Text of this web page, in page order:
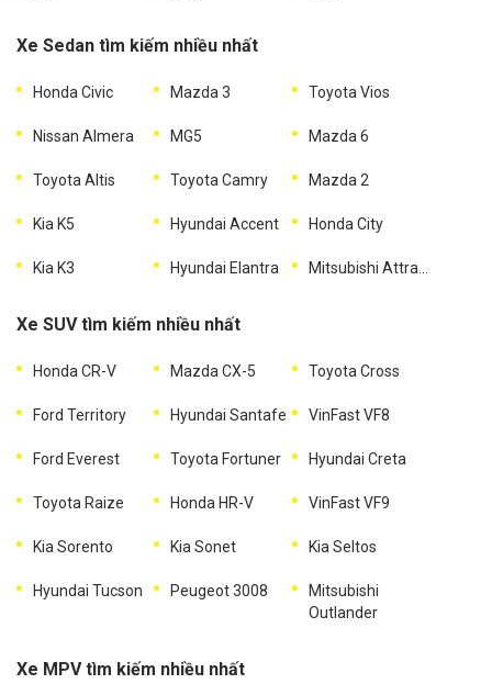
Xe Sedan tìm kiếm nhiều nhất
Honda Civic Mazda 3 Toyota Vios
Nissan Almera MG5 Mazda 6
Toyota Altis Toyota Camry Mazda 2
Kia K5 Hyundai Accent Honda City
Kia K3 Hyundai Elantra
Xe SUV tìm kiếm nhiều nhất
Honda CR-V Mazda CX-5 Toyota Cross
Ford Territory Hyundai Santafe VinFast VF8
Ford Everest Toyota Fortuner Hyundai Creta
Toyota Raize Honda HR-V VinFast VF9
Kia Sorento Kia Sonet Kia Seltos
Hyundai Tucson Peugeot 3008
Mitsubishi
Outlander
Xe MPV tìm kiếm nhiều nhất